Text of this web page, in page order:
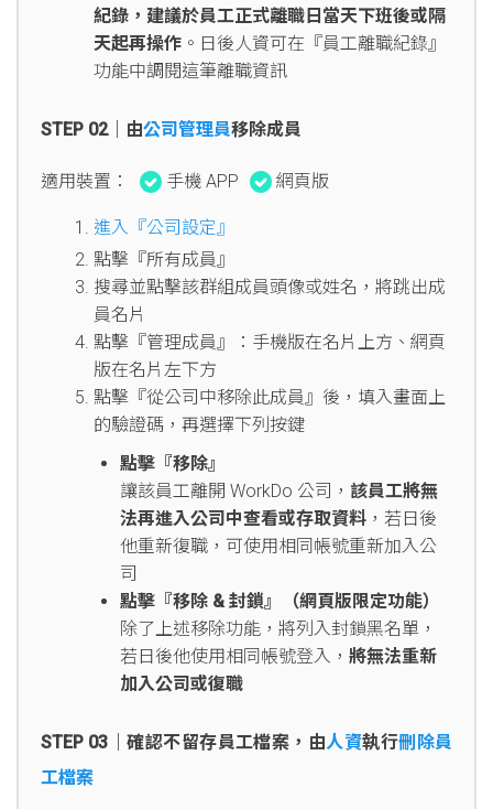
紀錄，建議於員工正式離職日當天下班後或隔
天起再操作 。日後人資可在『員工離職紀錄』
功能中調閱這筆離職資訊
STEP 02｜由公司管理員移除成員
適用裝置： 手機 APP 網頁版
進入『公司設定』
點擊『所有成員』
搜尋並點擊該群組成員頭像或姓名，將跳出成
員名片
點擊『管理成員』：手機版在名片上方、網頁
版在名片左下方
點擊『從公司中移除此成員』後，填入畫面上
的驗證碼，再選擇下列按鍵
點擊『移除』
讓該員工離開 WorkDo 公司， 該員工將無
法再進入公司中查看或存取資料 ，若日後
他重新復職，可使用相同帳號重新加入公
司
點擊『移除 & 封鎖』（網頁版限定功能）
除了上述移除功能，將列入封鎖黑名單，
若日後他使用相同帳號登入， 將無法重新
加入公司或復職
STEP 03｜確認不留存員工檔案，由人資執行刪除員
工檔案